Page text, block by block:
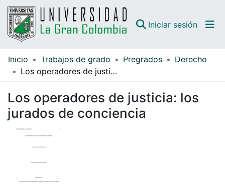
Iniciar sesión
Comunidades
Guías
Inicio Trabajos de grado Pregrados
Derecho
Los operadores de justicia: los jurados de conciencia
Los operadores de justicia: los
jurados de conciencia